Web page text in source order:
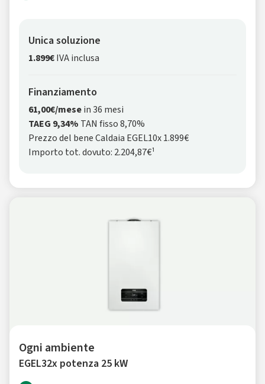
Unica soluzione
1.899€IVA inclusa
Finanziamento
61,00€/mesein 36 mesi
TAEG 9,34% TAN fisso 8,70%
Prezzo del bene Caldaia EGEL10x 1.899€
Importo tot. dovuto: 2.204,87€¹
Ogni ambiente
EGEL32x potenza 25 kW